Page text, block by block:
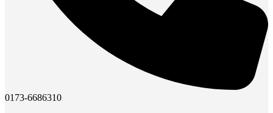
0173-6686310